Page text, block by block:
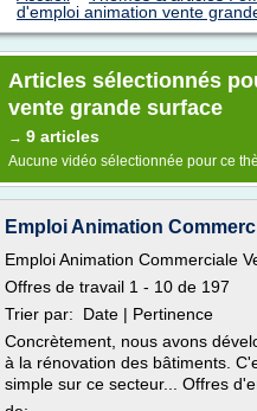
d'emploi animation vente
Articles sélectionnés
vente grande surface
→ 9 articles
Aucune vidéo sélectionnée pour ce
Emploi Animation
Emploi Animation Commerciale
Offres de travail 1 - 10 de 197
Trier par: Date | Pertinence
Concrètement, nous avons
à la rénovation des bâtiments.
simple sur ce secteur... Offres